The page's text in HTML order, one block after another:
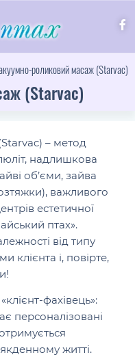
(Starvac)
роликовий масаж (Starvac)
– метод
надлишкова
об’єми, зайва
важливого
естетичної
птах».
від типу
клієнта і, повірте,
фахівець»:
персоналізовані
житті.